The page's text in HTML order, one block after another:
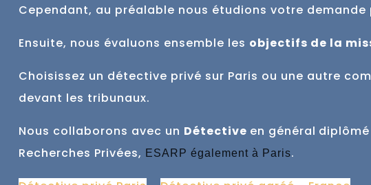
Cependant, au préalable nous étudions votre
Ensuite, nous évaluons ensemble les objectifs de la
Choisissez un détective privé sur Paris ou une autre
devant les tribunaux.
Nous collaborons avec un Détective en général diplômé
Recherches Privées, ESARP également à Paris.